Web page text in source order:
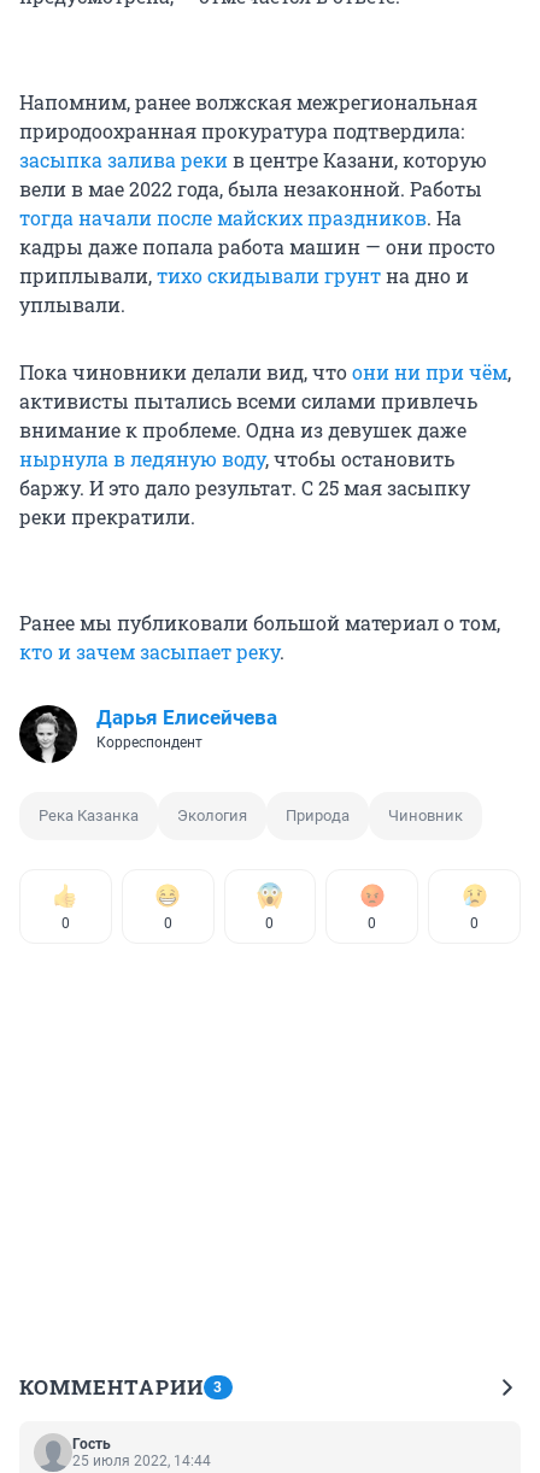
Напомним, ранее волжская межрегиональная
природоохранная прокуратура подтвердила:
засыпка залива рекив центре Казани, которую
вели в мае 2022 года, была незаконной. Работы
тогда начали после майских праздников. На
кадры даже попала работа машин — они просто
приплывали,тихо скидывали грунтна дно и
уплывали.
Пока чиновники делали вид, чтоони ни при чём,
активисты пытались всеми силами привлечь
внимание к проблеме. Одна из девушек даже
нырнула в ледяную воду, чтобы остановить
баржу. И это дало результат. С 25 мая засыпку
реки прекратили.
Ранее мы публиковали большой материал о том,
кто и зачем засыпает реку.
Дарья Елисейчева
Корреспондент
Река Казанка Экология Природа Чиновник
0 0 0 0 0
КОММЕНТАРИИ 3
Гость
25 июля 2022, 14:44